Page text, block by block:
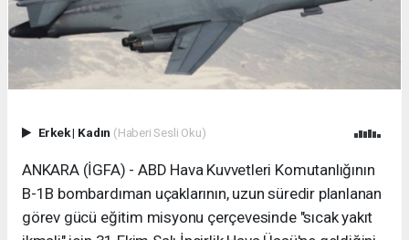
Erkek| Kadın (Haberi Sesli Oku)
ANKARA (İGFA) - ABD Hava Kuvvetleri Komutanlığının
B-1B bombardıman uçaklarının, uzun süredir planlanan
görev gücü eğitim misyonu çerçevesinde "sıcak yakıt